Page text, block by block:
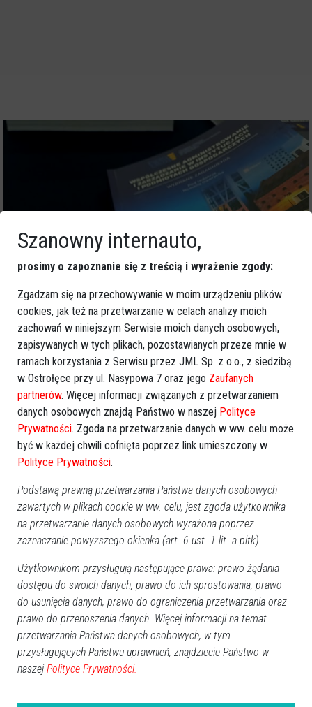
Szanowny internauto,
prosimy o zapoznanie się z treścią i wyrażenie zgody:
Zgadzam się na przechowywanie w moim urządzeniu plików
cookies, jak też na przetwarzanie w celach analizy moich
zachowań w niniejszym Serwisie moich danych osobowych,
zapisywanych w tych plikach, pozostawianych przeze mnie w
ramach korzystania z Serwisu przez JML Sp. z o.o., z siedzibą
w Ostrołęce przy ul. Nasypowa 7 oraz jego Zaufanych
partnerów. Więcej informacji związanych z przetwarzaniem
danych osobowych znajdą Państwo w naszej Polityce
Prywatności. Zgoda na przetwarzanie danych w ww. celu może
być w każdej chwili cofnięta poprzez link umieszczony w
Polityce Prywatności.
Podstawą prawną przetwarzania Państwa danych osobowych
zawartych w plikach cookie w ww. celu, jest zgoda użytkownika
na przetwarzanie danych osobowych wyrażona poprzez
zaznaczanie powyższego okienka (art. 6 ust. 1 lit. a pltk).
Użytkownikom przysługują następujące prawa: prawo żądania
dostępu do swoich danych, prawo do ich sprostowania, prawo
do usunięcia danych, prawo do ograniczenia przetwarzania oraz
prawo do przenoszenia danych. Więcej informacji na temat
przetwarzania Państwa danych osobowych, w tym
przysługujących Państwu uprawnień, znajdziecie Państwo w
naszej Polityce Prywatności.